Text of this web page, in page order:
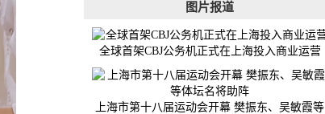
图片报道
全球首架CBJ公务机正式在上海投入商业运营
上海市第十八届运动会开幕 樊振东、吴敏霞等